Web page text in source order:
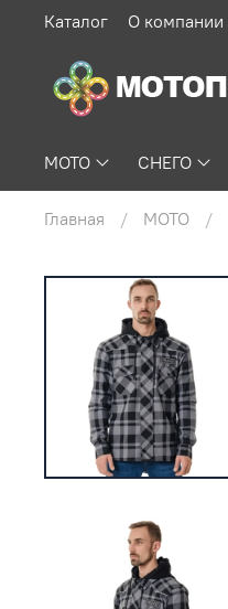
Каталог О компании
МОТО СНЕГО
Главная МОТО